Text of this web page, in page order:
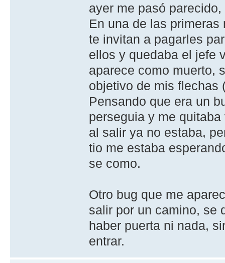
ayer me pasó
En una de las
te invitan a pagarles
ellos y quedaba el jefe
aparece como muerto,
objetivo de mis flechas
Pensando que era un
perseguia y me
al salir ya no estaba,
tio me estaba
se como.
Otro bug que me
salir por un camino, se
haber puerta ni nada,
entrar.